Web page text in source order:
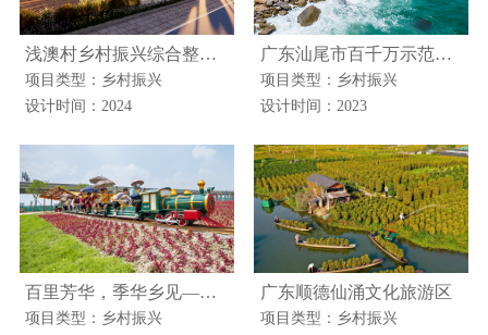
浅澳村乡村振兴综合整治项目
项目类型：乡村振兴
设计时间：2024
广东汕尾市百千万示范项目
项目类型：乡村振兴
设计时间：2023
百里芳华，季华乡见—乡村振兴示范带禅城精华段概念方案
项目类型：乡村振兴
广东顺德仙涌文化旅游区
项目类型：乡村振兴